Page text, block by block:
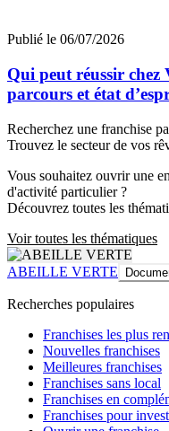
Publié le 06/07/2026
Qui peut réussir
parcours et état
Recherchez une franchise
Trouvez le secteur de vos
Vous souhaitez ouvrir une
d'activité particulier ?
Découvrez toutes les
Voir toutes les thématiques
ABEILLE VERTE
Recherches populaires
Franchises les plus
Nouvelles franchises
Meilleures franchises
Franchises sans local
Franchises en
Franchises pour